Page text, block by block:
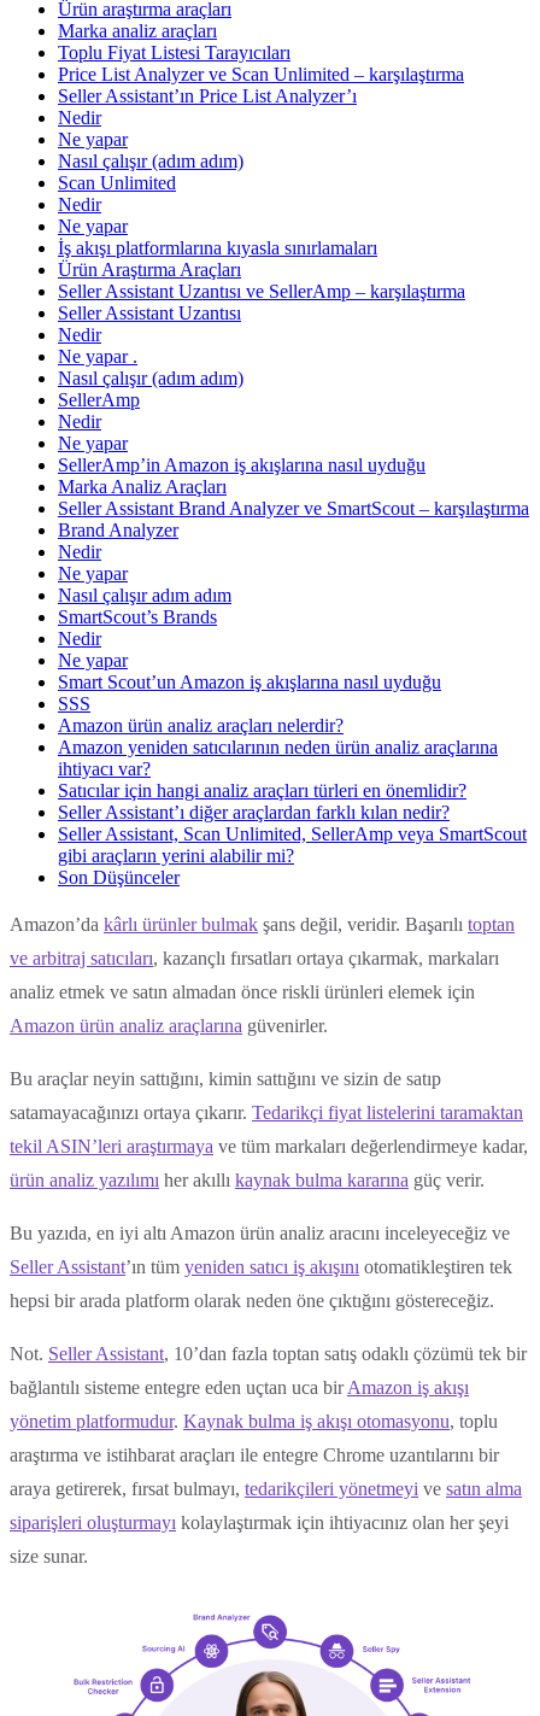
Ürün araştırma araçları
Marka analiz araçları
Toplu Fiyat Listesi Tarayıcıları
Price List Analyzer ve Scan Unlimited – karşılaştırma
Seller Assistant’ın Price List Analyzer’ı
Nedir
Ne yapar
Nasıl çalışır (adım adım)
Scan Unlimited
Nedir
Ne yapar
İş akışı platformlarına kıyasla sınırlamaları
Ürün Araştırma Araçları
Seller Assistant Uzantısı ve SellerAmp – karşılaştırma
Seller Assistant Uzantısı
Nedir
Ne yapar .
Nasıl çalışır (adım adım)
SellerAmp
Nedir
Ne yapar
SellerAmp’in Amazon iş akışlarına nasıl uyduğu
Marka Analiz Araçları
Seller Assistant Brand Analyzer ve SmartScout – karşılaştırma
Brand Analyzer
Nedir
Ne yapar
Nasıl çalışır adım adım
SmartScout’s Brands
Nedir
Ne yapar
Smart Scout’un Amazon iş akışlarına nasıl uyduğu
SSS
Amazon ürün analiz araçları nelerdir?
Amazon yeniden satıcılarının neden ürün analiz araçlarına
ihtiyacı var?
Satıcılar için hangi analiz araçları türleri en önemlidir?
Seller Assistant’ı diğer araçlardan farklı kılan nedir?
Seller Assistant, Scan Unlimited, SellerAmp veya SmartScout
gibi araçların yerini alabilir mi?
Son Düşünceler
Amazon’da kârlı ürünler bulmak şans değil, veridir. Başarılı toptan
ve arbitraj satıcıları, kazançlı fırsatları ortaya çıkarmak, markaları
analiz etmek ve satın almadan önce riskli ürünleri elemek için
Amazon ürün analiz araçlarına güvenirler.
Bu araçlar neyin sattığını, kimin sattığını ve sizin de satıp
satamayacağınızı ortaya çıkarır. Tedarikçi fiyat listelerini taramaktan
tekil ASIN’leri araştırmaya ve tüm markaları değerlendirmeye kadar,
ürün analiz yazılımı her akıllı kaynak bulma kararına güç verir.
Bu yazıda, en iyi altı Amazon ürün analiz aracını inceleyeceğiz ve
Seller Assistant’ın tüm yeniden satıcı iş akışını otomatikleştiren tek
hepsi bir arada platform olarak neden öne çıktığını göstereceğiz.
Not. Seller Assistant, 10’dan fazla toptan satış odaklı çözümü tek bir
bağlantılı sisteme entegre eden uçtan uca birAmazon iş akışı
yönetim platformudur. Kaynak bulma iş akışı otomasyonu, toplu
araştırma ve istihbarat araçları ile entegre Chrome uzantılarını bir
araya getirerek, fırsat bulmayı, tedarikçileri yönetmeyi ve satın alma
siparişleri oluşturmayı kolaylaştırmak için ihtiyacınız olan her şeyi
size sunar.